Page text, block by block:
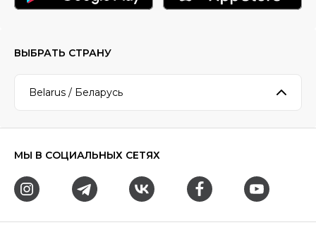
ВЫБРАТЬ СТРАНУ
Belarus / Беларусь
МЫ В СОЦИАЛЬНЫХ СЕТЯХ